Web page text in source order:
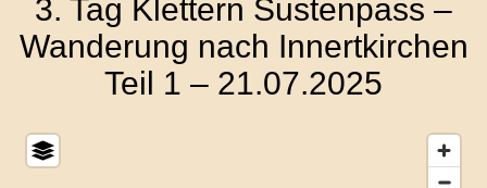
3. Tag Klettern Sustenpass –
Wanderung nach Innertkirchen
Teil 1 – 21.07.2025